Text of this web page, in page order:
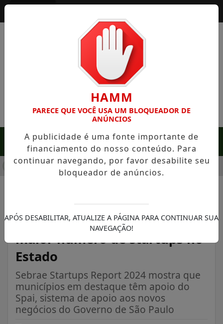
MENU
EM SERRA NEGRA: FAZENDA COM 488 HECTARES UNE ALTA
Conheça as 10 cidades com
maior número de startups no
Estado
Sebrae Startups Report 2024 mostra que
municípios em destaque têm apoio do
Spai, sistema de apoio aos novos
negócios do Governo de São Paulo
HAMM
PARECE QUE VOCÊ USA UM BLOQUEADOR DE
ANÚNCIOS
A publicidade é uma fonte importante de
financiamento do nosso conteúdo. Para
continuar navegando, por favor desabilite seu
bloqueador de anúncios.
APÓS DESABILITAR, ATUALIZE A PÁGINA PARA CONTINUAR SUA
NAVEGAÇÃO!